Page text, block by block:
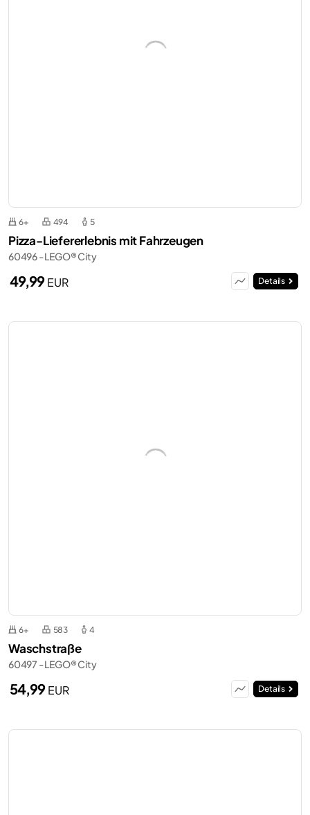
6+ 494 5
Pizza-Liefererlebnis mit Fahrzeugen
60496 - LEGO® City
49,99EUR Details
6+ 583 4
Waschstraße
60497 - LEGO® City
54,99EUR Details